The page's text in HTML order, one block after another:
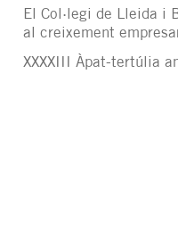
El Col·legi de Lleida i
al creixement
XXXXIII Àpat-tertúlia